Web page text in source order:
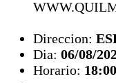
Direccion:
Dia: 06/08/
Horario: 18:00